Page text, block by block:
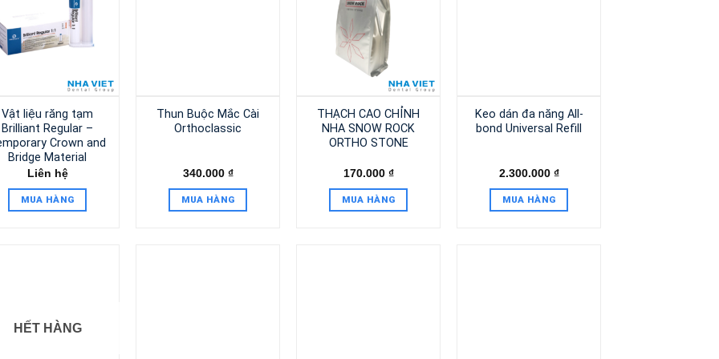
Vật liệu răng tạm
Brilliant Regular –
Crown and
Bridge Material
Liên hệ
MUA HÀNG
Thun Buộc Mắc Cài
Orthoclassic
340.000 ₫
MUA HÀNG
THẠCH CAO CHỈNH
NHA SNOW ROCK
ORTHO STONE
170.000 ₫
MUA HÀNG
Keo dán đa năng All-
bond Universal Refill
2.300.000 ₫
MUA HÀNG
HẾT HÀNG